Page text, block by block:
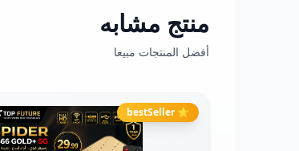
منتج مشابه
أفضل المنتجات مبيعا
⭐ bestSeller